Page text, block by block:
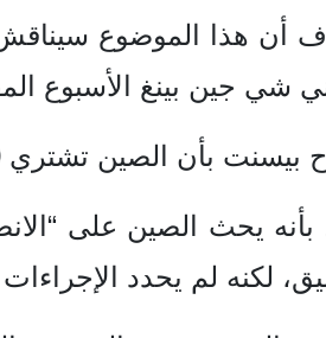
أن هذا الموضوع سيناقش
شي ‌جين بينغ الأسبوع
بأن الصين تشتري 90 بالمئة من طاقة إيران.
بأنه يحث الصين على
لكنه لم يحدد